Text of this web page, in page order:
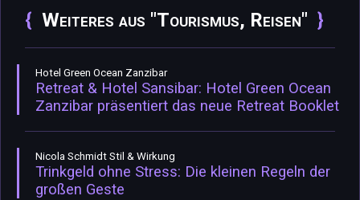
Weiteres aus "Tourismus, Reisen"
Hotel Green Ocean Zanzibar
Retreat & Hotel Sansibar: Hotel Green Ocean
Zanzibar präsentiert das neue Retreat Booklet
Nicola Schmidt Stil & Wirkung
Trinkgeld ohne Stress: Die kleinen Regeln der
großen Geste